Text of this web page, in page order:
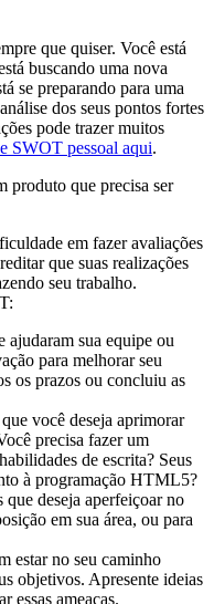
que quiser. Você está
buscando uma nova
se preparando para uma
dos seus pontos fortes
pode trazer muitos
SWOT pessoal aqui.
produto que precisa ser
em fazer avaliações
que suas realizações
seu trabalho.
ajudaram sua equipe ou
para melhorar seu
os prazos ou concluiu as
você deseja aprimorar
precisa fazer um
de escrita? Seus
à programação HTML5?
que deseja aperfeiçoar no
em sua área, ou para
estar no seu caminho
objetivos. Apresente ideias
essas ameaças.